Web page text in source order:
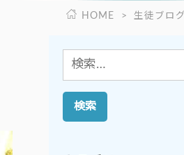
HOME > 生徒ブログ
検
索: